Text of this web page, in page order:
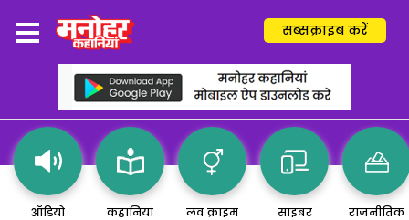
सब्सक्राइब करें
ऑडियो कहानियां लव क्राइम साइबर राजनीतिक